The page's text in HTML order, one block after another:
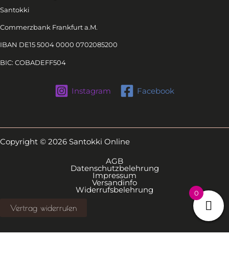
Santokki
Commerzbank Frankfurt a.M.
IBAN DE15 5004 0000 0702085200
BIC: COBADEFF504
Instagram Facebook
Copyright © 2026 Santokki Online
AGB
Datenschutzbelehrung
Impressum
Versandinfo
Widerrufsbelehrung
Vertrag widerrufen
0